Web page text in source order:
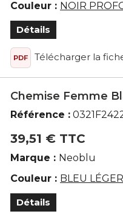
Couleur : NOIR
Détails
PDF Télécharger la
Chemise Femme
Référence :
39,51 € TTC
Marque : Neoblu
Couleur : BLEU LÉGER
Détails